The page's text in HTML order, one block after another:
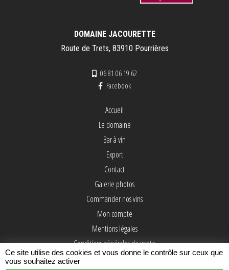
DOMAINE JACOURETTE
Route de Trets, 83910 Pourrières
06 81 06 19 62
Facebook
Accueil
Le domaine
Bar à vin
Export
Contact
Galerie photos
Commander nos vins
Mon compte
Mentions légales
Conditions générales de vente
Ce site utilise des cookies et vous donne le contrôle sur ceux que
vous souhaitez activer